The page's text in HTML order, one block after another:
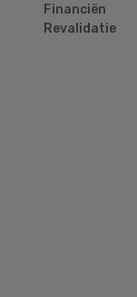
Financiën
Revalidatie